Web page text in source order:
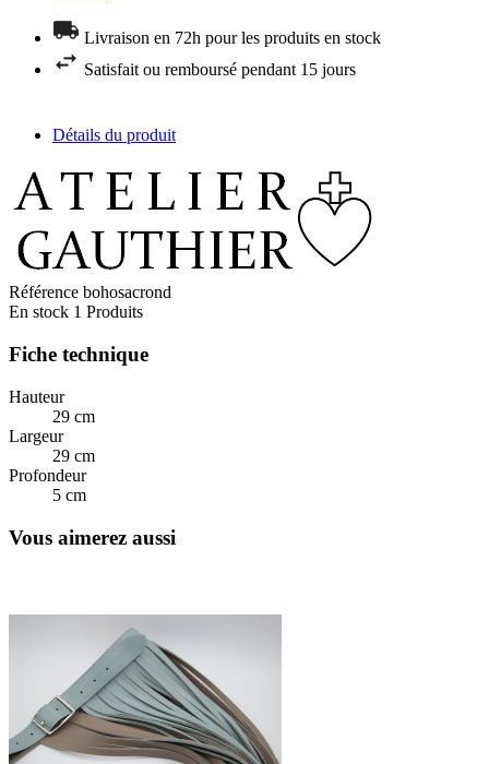
Livraison en 72h pour les produits en stock
Satisfait ou remboursé pendant 15 jours
Détails du produit
Référence bohosacrond
En stock 1 Produits
Fiche technique
Hauteur
29 cm
Largeur
29 cm
Profondeur
5 cm
Vous aimerez aussi